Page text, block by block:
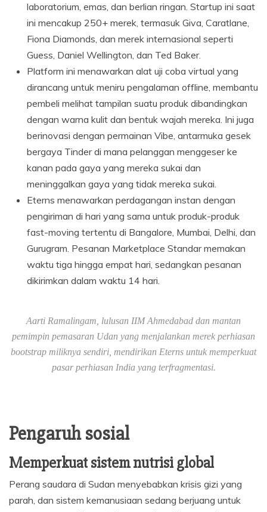
laboratorium, emas, dan berlian ringan. Startup ini saat
ini mencakup 250+ merek, termasuk Giva, Caratlane,
Fiona Diamonds, dan merek internasional seperti
Guess, Daniel Wellington, dan Ted Baker.
Platform ini menawarkan alat uji coba virtual yang
dirancang untuk meniru pengalaman offline, membantu
pembeli melihat tampilan suatu produk dibandingkan
dengan warna kulit dan bentuk wajah mereka. Ini juga
berinovasi dengan permainan Vibe, antarmuka gesek
bergaya Tinder di mana pelanggan menggeser ke
kanan pada gaya yang mereka sukai dan
meninggalkan gaya yang tidak mereka sukai.
Eterns menawarkan perdagangan instan dengan
pengiriman di hari yang sama untuk produk-produk
fast-moving tertentu di Bangalore, Mumbai, Delhi, dan
Gurugram. Pesanan Marketplace Standar memakan
waktu tiga hingga empat hari, sedangkan pesanan
dikirimkan dalam waktu 14 hari.
Aarti Ramalingam, lulusan IIM Ahmedabad dan mantan
pemimpin pemasaran Udan yang menjalankan merek perhiasan
bootstrap miliknya sendiri, mendirikan Eterns untuk memperkuat
pasar perhiasan India yang terfragmentasi.
Pengaruh sosial
Memperkuat sistem nutrisi global
Perang saudara di Sudan menyebabkan krisis gizi yang
parah, dan sistem kemanusiaan sedang berjuang untuk